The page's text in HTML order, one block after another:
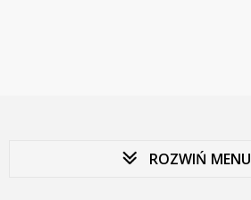
ROZWIŃ MENU